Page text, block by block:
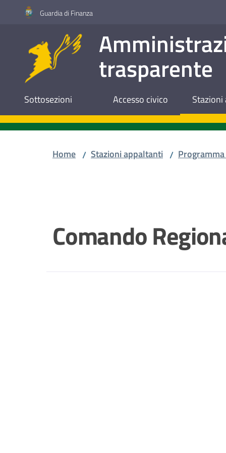
Vai al contenuto
Vai alla navigazione
Vai al footerGuardia di Finanza
trasparente
Sottosezioni Accesso civico Stazioni
Home / Stazioni appaltanti /
Comando